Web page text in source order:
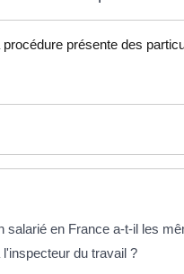
présente des
salarié en France a-t-il les
du travail ?